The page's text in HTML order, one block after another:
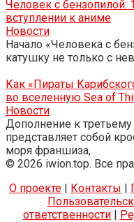
Человек с бензопилой:
вступлении к аниме
Новости
Начало «Человека с
катушку не только с
Как «Пираты
во вселенную Sea of
Новости
Дополнение к
представляет собой
моря франшиза,
© 2026 iwion.top. Все
О проекте | Контакты |
ответственности|